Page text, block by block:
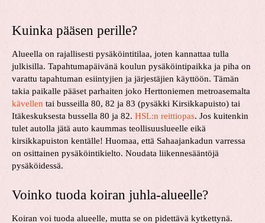
Kuinka pääsen perille?
Alueella on rajallisesti pysäköintitilaa, joten kannattaa tulla
julkisilla. Tapahtumapäivänä koulun pysäköintipaikka ja piha on
varattu tapahtuman esiintyjien ja järjestäjien käyttöön. Tämän
takia paikalle pääset parhaiten joko Herttoniemen metroasemalta
kävellen tai busseilla 80, 82 ja 83 (pysäkki Kirsikkapuisto) tai
Itäkeskuksesta bussella 80 ja 82. HSL:n reittiopas. Jos kuitenkin
tulet autolla jätä auto kaummas teollisuuslueelle eikä
kirsikkapuiston kentälle! Huomaa, että Sahaajankadun varressa
on osittainen pysäköintikielto. Noudata liikennesääntöjä
pysäköidessä.
Voinko tuoda koiran juhla-alueelle?
Koiran voi tuoda alueelle, mutta se on pidettävä kytkettynä.